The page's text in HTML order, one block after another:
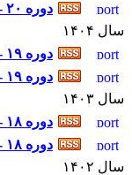
دوره ۲۰ - شماره ۱
سال ۱۴۰۴
دوره ۱۹ - شماره ۲
دوره ۱۹ - شماره ۱
سال ۱۴۰۳
دوره ۱۸ - شماره ۲
دوره ۱۸ - شماره ۱
سال ۱۴۰۲